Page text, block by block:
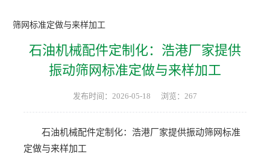
筛网标准定做与来样加工
石油机械配件定制化：浩港厂家提供
振动筛网标准定做与来样加工
发布时间：2026-05-18 浏览：267
石油机械配件定制化：浩港厂家提供振动筛网标准
定做与来样加工